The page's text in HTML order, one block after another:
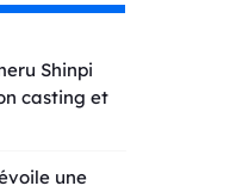
Shinpi
casting et
une